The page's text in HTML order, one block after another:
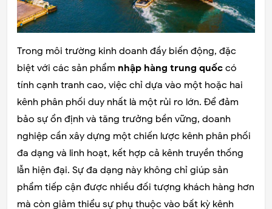
Trong môi trường kinh doanh đầy biến động, đặc
biệt với các sản phẩm nhập hàng trung quốc có
tính cạnh tranh cao, việc chỉ dựa vào một hoặc hai
kênh phân phối duy nhất là một rủi ro lớn. Để đảm
bảo sự ổn định và tăng trưởng bền vững, doanh
nghiệp cần xây dựng một chiến lược kênh phân phối
đa dạng và linh hoạt, kết hợp cả kênh truyền thống
lẫn hiện đại. Sự đa dạng này không chỉ giúp sản
phẩm tiếp cận được nhiều đối tượng khách hàng hơn
mà còn giảm thiểu sự phụ thuộc vào bất kỳ kênh